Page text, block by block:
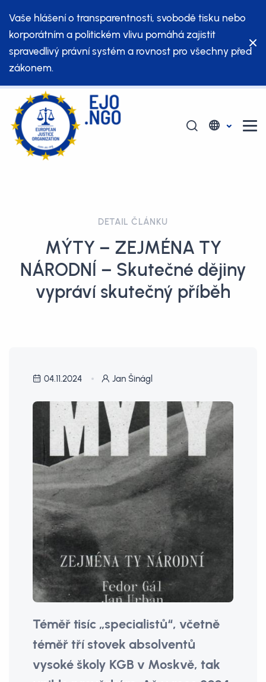
Vaše hlášení o transparentnosti, svobodě tisku nebo
korporátním a politickém vlivu pomáhá zajistit
spravedlivý právní systém a rovnost pro všechny před
zákonem.
DETAIL ČLÁNKU
MÝTY – ZEJMÉNA TY
NÁRODNÍ – Skutečné dějiny
vypráví skutečný příběh
04.11.2024 Jan Šinágl
Téměř tisíc „specialistů“, včetně
téměř tří stovek absolventů
vysoké školy KGB v Moskvě, tak